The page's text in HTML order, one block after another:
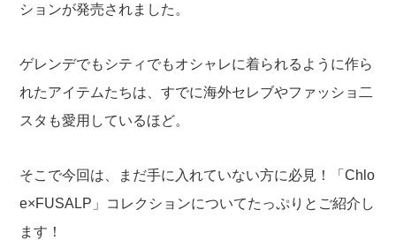
ションが発売されました。
ゲレンデでもシティでもオシャレに着られるように作ら
れたアイテムたちは、すでに海外セレブやファッショ二
スタも愛用しているほど。
そこで今回は、まだ手に入れていない方に必見！「Chlo
e×FUSALP」コレクションについてたっぷりとご紹介し
ます！